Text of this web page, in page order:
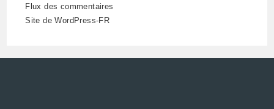
Flux des commentaires
Site de WordPress-FR